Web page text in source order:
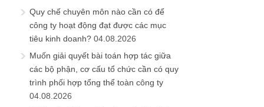
Quy chế chuyên môn nào cần có để
công ty hoạt động đạt được các mục
tiêu kinh doanh? 04.08.2026
Muốn giải quyết bài toán hợp tác giữa
các bộ phận, cơ cấu tổ chức cần có quy
trình phối hợp tổng thể toàn công ty
04.08.2026